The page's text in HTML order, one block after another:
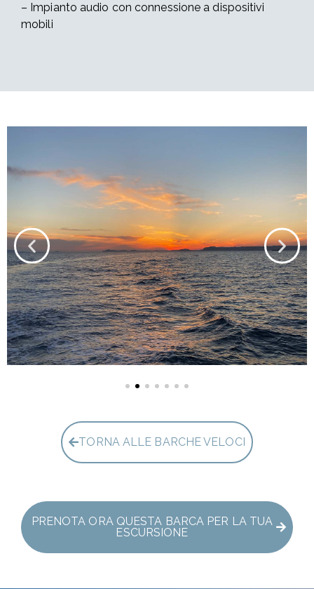
– Impianto audio conconnessione a dispositivi
mobili
TORNA ALLE BARCHE VELOCI
PRENOTA ORA QUESTA BARCA PER LA TUA
ESCURSIONE